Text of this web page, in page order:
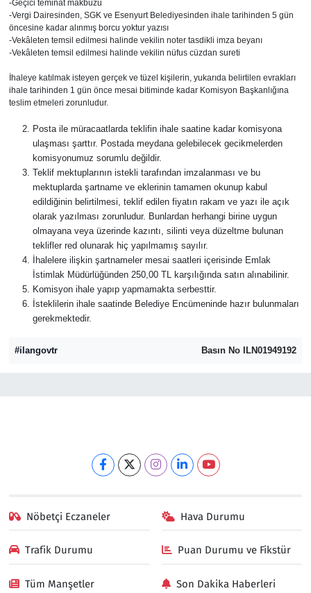
-Geçici teminat makbuzu
-Vergi Dairesinden, SGK ve Esenyurt Belediyesinden ihale tarihinden 5 gün
öncesine kadar alınmış borcu yoktur yazısı
-Vekâleten temsil edilmesi halinde vekilin noter tasdikli imza beyanı
-Vekâleten temsil edilmesi halinde vekilin nüfus cüzdan sureti
İhaleye katılmak isteyen gerçek ve tüzel kişilerin, yukarıda belirtilen evrakları
ihale tarihinden 1 gün önce mesai bitiminde kadar Komisyon Başkanlığına
teslim etmeleri zorunludur.
Posta ile müracaatlarda teklifin ihale saatine kadar komisyona
ulaşması şarttır. Postada meydana gelebilecek gecikmelerden
komisyonumuz sorumlu değildir.
Teklif mektuplarının istekli tarafından imzalanması ve bu
mektuplarda şartname ve eklerinin tamamen okunup kabul
edildiğinin belirtilmesi, teklif edilen fiyatın rakam ve yazı ile açık
olarak yazılması zorunludur. Bunlardan herhangi birine uygun
olmayana veya üzerinde kazıntı, silinti veya düzeltme bulunan
teklifler red olunarak hiç yapılmamış sayılır.
İhalelere ilişkin şartnameler mesai saatleri içerisinde Emlak
İstimlak Müdürlüğünden 250,00 TL karşılığında satın alınabilinir.
Komisyon ihale yapıp yapmamakta serbesttir.
İsteklilerin ihale saatinde Belediye Encümeninde hazır bulunmaları
gerekmektedir.
#ilangovtr Basın No ILN01949192
Nöbetçi Eczaneler Hava Durumu
Trafik Durumu Puan Durumu ve Fikstür
Tüm Manşetler Son Dakika Haberleri